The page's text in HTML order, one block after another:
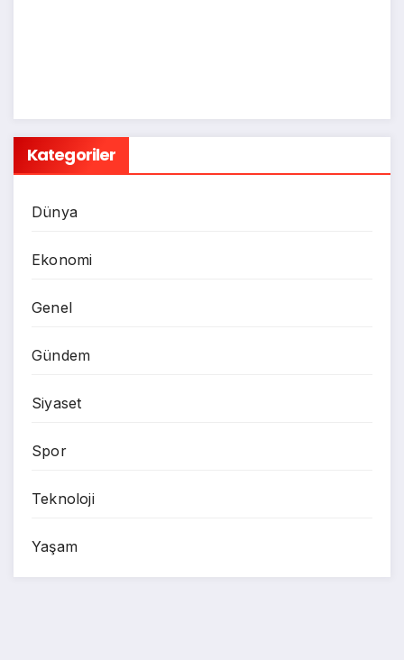
Kategoriler
Dünya
Ekonomi
Genel
Gündem
Siyaset
Spor
Teknoloji
Yaşam